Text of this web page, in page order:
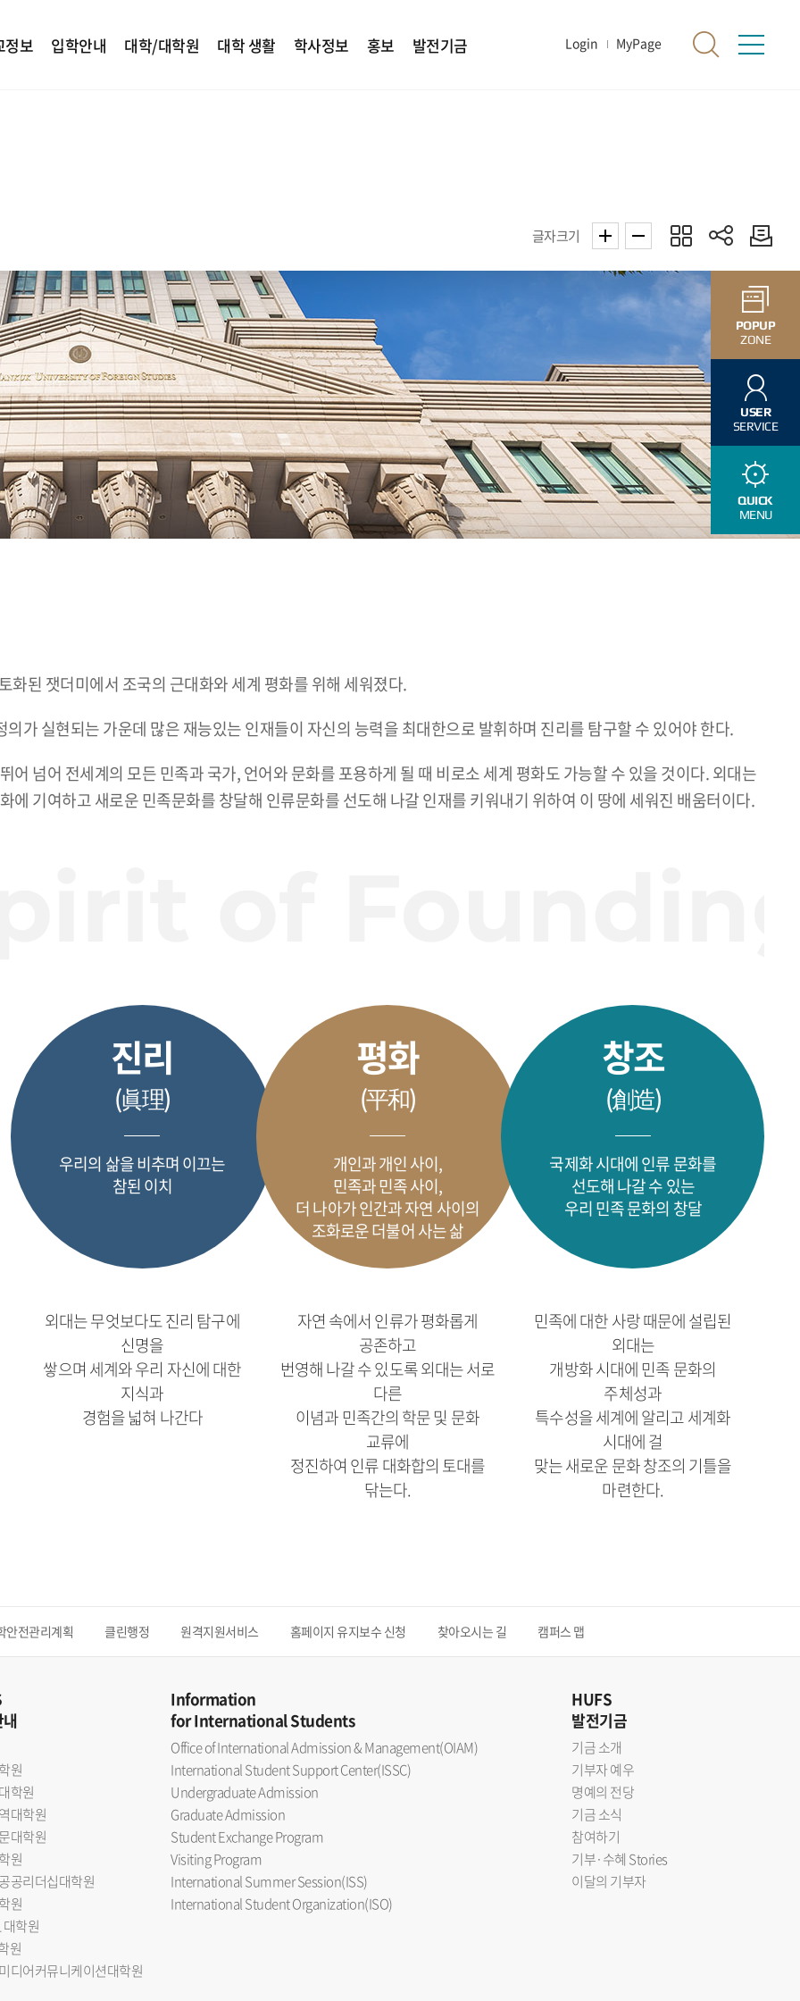
정보 입학안내 대학/대학원 대학 생활 학사정보 홍보 발전기금 Login MyPage
POPUP
ZONE
USER
SERVICE
QUICK
MENU
글자크기
된 잿더미에서 조국의 근대화와 세계 평화를 위해 세워졌다.
가 실현되는 가운데 많은 재능있는 인재들이 자신의 능력을 최대한으로 발휘하며 진리를 탐구할 수 있어야 한다.
어 넘어 전세계의 모든 민족과 국가, 언어와 문화를 포용하게 될 때 비로소 세계 평화도 가능할 수 있을 것이다. 외대는
에 기여하고 새로운 민족문화를 창달해 인류문화를 선도해 나갈 인재를 키워내기 위하여 이 땅에 세워진 배움터이다.
진리
(眞理)
우리의 삶을 비추며 이끄는
참된 이치
외대는 무엇보다도 진리 탐구에
신명을
쌓으며 세계와 우리 자신에 대한
지식과
경험을 넓혀 나간다
평화
(平和)
개인과 개인 사이,
민족과 민족 사이,
더 나아가 인간과 자연 사이의
조화로운 더불어 사는 삶
자연 속에서 인류가 평화롭게
공존하고
번영해 나갈 수 있도록 외대는 서로
다른
이념과 민족간의 학문 및 문화
교류에
정진하여 인류 대화합의 토대를
닦는다.
창조
(創造)
국제화 시대에 인류 문화를
선도해 나갈 수 있는
우리 민족 문화의 창달
민족에 대한 사랑 때문에 설립된
외대는
개방화 시대에 민족 문화의
주체성과
특수성을 세계에 알리고 세계화
시대에 걸
맞는 새로운 문화 창조의 기틀을
마련한다.
안전관리계획 클린행정 원격지원서비스 홈페이지 유지보수 신청 찾아오시는 길 캠퍼스 맵
원
학원
대학원
대학원
원
공리더십대학원
원
학원
원
디어커뮤니케이션대학원
Information
for International Students
Office of International Admission & Management(OIAM)
International Student Support Center(ISSC)
Undergraduate Admission
Graduate Admission
Student Exchange Program
Visiting Program
International Summer Session(ISS)
International Student Organization(ISO)
HUFS
발전기금
기금 소개
기부자 예우
명예의 전당
기금 소식
참여하기
기부·수혜 Stories
이달의 기부자